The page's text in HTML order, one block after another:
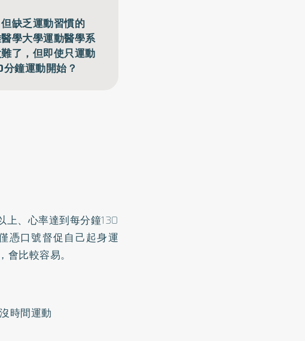
缺乏運動習慣的
學大學運動醫學系
了，但即使只運動
鐘運動開始？
、心率達到每分鐘130
憑口號督促自己起身運
比較容易。
時間運動